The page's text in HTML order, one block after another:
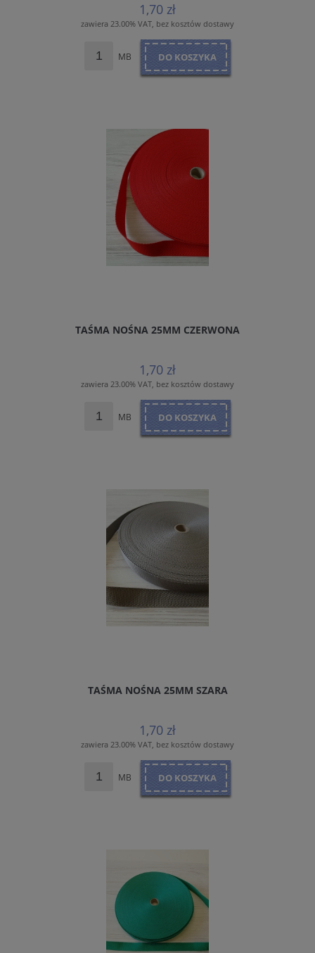
1,70 zł
zawiera 23.00% VAT, bez kosztów dostawy
MB DO KOSZYKA
TAŚMA NOŚNA 25MM CZERWONA
1,70 zł
zawiera 23.00% VAT, bez kosztów dostawy
MB DO KOSZYKA
TAŚMA NOŚNA 25MM SZARA
1,70 zł
zawiera 23.00% VAT, bez kosztów dostawy
MB DO KOSZYKA